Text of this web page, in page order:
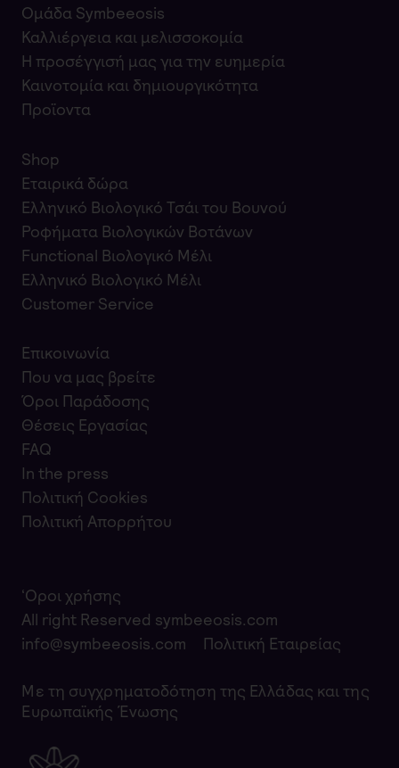
Ομάδα Symbeeosis
Καλλιέργεια και μελισσοκομία
Η προσέγγισή μας για την ευημερία
Καινοτομία και δημιουργικότητα
Προϊοντα
Shop
Εταιρικά δώρα
Ελληνικό Βιολογικό Τσάι του Βουνού
Ροφήματα Βιολογικών Βοτάνων
Functional Βιολογικό Μέλι
Ελληνικό Βιολογικό Μέλι
Customer Service
Επικοινωνία
Που να μας βρείτε
Όροι Παράδοσης
Θέσεις Εργασίας
FAQ
In the press
Πολιτική Cookies
Πολιτική Απορρήτου
‘Οροι χρήσης
All right Reserved symbeeosis.com
info@symbeeosis.com
Πολιτική Εταιρείας
Με τη συγχρηματοδότηση της Ελλάδας και της
Ευρωπαϊκής Ένωσης